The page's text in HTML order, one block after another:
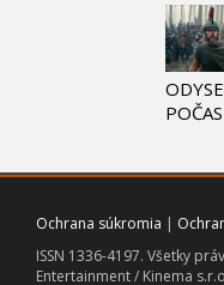
Ochrana súkromia |
ISSN 1336-4197. Všetky
Entertainment / Kinema